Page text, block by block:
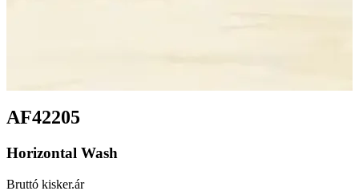
AF42205
Horizontal Wash
Bruttó kisker.ár